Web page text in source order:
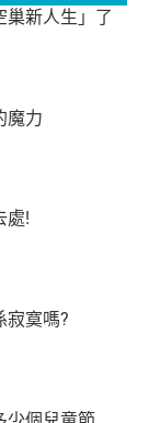
巢新人生」了
魔力
處!
寂寞嗎?